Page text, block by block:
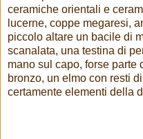
ceramiche orientali e
lucerne, coppe megaresi,
piccolo altare un bacile di
scanalata, una testina di
mano sul capo, forse parte
bronzo, un elmo con resti
certamente elementi della